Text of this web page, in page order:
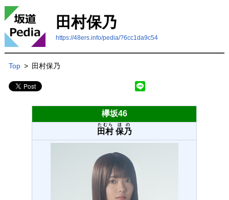
田村保乃
https://48ers.info/pedia/?6cc1da9c54
Top > 田村保乃
欅坂46
田村
たむら
保乃
ほの